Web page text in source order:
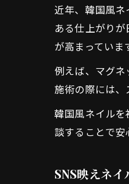
近年、韓国風
ある仕上がり
が高まっていま
例えば、マグネ
施術の際には、
韓国風ネイル
談することで安
SNS映えネ